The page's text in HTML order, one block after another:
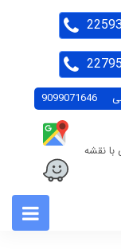
9099071646
با نقشه